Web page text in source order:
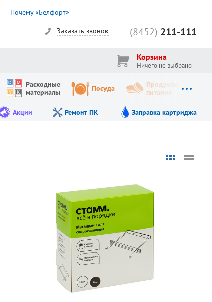
Почему «Белфорт»
(8452) 211-111
Заказать звонок
Корзина
Ничего не выбрано
Расходные
материалы
Посуда
Продукты
питания
Акции Ремонт ПК Заправка картриджа